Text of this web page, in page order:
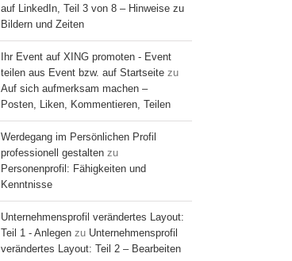
auf LinkedIn, Teil 3 von 8 – Hinweise zu
Bildern und Zeiten
Ihr Event auf XING promoten - Event
teilen aus Event bzw. auf Startseitezu
Auf sich aufmerksam machen –
Posten, Liken, Kommentieren, Teilen
Werdegang im Persönlichen Profil
professionell gestaltenzu
Personenprofil: Fähigkeiten und
Kenntnisse
Unternehmensprofil verändertes Layout:
Teil 1 - Anlegenzu Unternehmensprofil
verändertes Layout: Teil 2 – Bearbeiten